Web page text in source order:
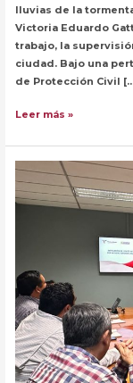
lluvias de la
Victoria Eduardo
trabajo, la
ciudad. Bajo una
de Protección Civil
Encabeza
supervisión
de
drenes
del
ciudad.
Leer más »